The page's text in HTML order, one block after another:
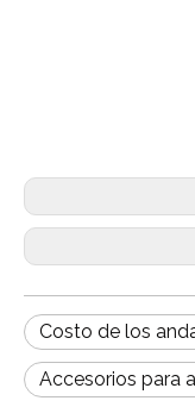
Costo de los
Accesorios para